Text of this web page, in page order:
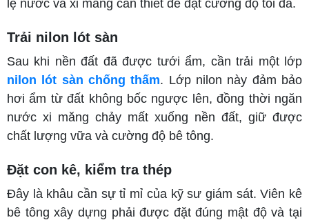
lệ nước và xi măng cần thiết để đạt cường độ tối đa.
Trải nilon lót sàn
Sau khi nền đất đã được tưới ẩm, cần trải một lớp
nilon lót sàn chống thấm. Lớp nilon này đảm bảo
hơi ẩm từ đất không bốc ngược lên, đồng thời ngăn
nước xi măng chảy mất xuống nền đất, giữ được
chất lượng vữa và cường độ bê tông.
Đặt con kê, kiểm tra thép
Đây là khâu cần sự tỉ mỉ của kỹ sư giám sát. Viên kê
bê tông xây dựng phải được đặt đúng mật độ và tại